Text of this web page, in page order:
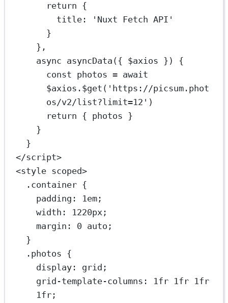
return {
title:
'Nuxt Fetch API'
}
} ,
async asyncData ({ $axios }) {
const photos = await
$axios. $get ( 'https://picsum.phot
os/v2/list?limit=12' )
return { photos }
}
}
</script>
<style scoped>
.container {
padding : 1em ;
width : 1220px ;
margin : 0 auto ;
}
.photos {
display : grid ;
grid-template-columns : 1fr 1fr 1fr
1fr ;